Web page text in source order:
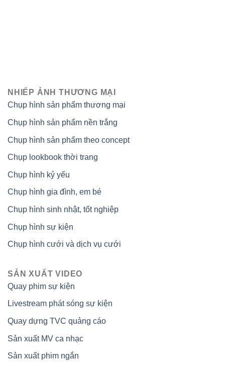
NHIẾP ẢNH THƯƠNG MẠI
Chụp hình sản phẩm thương mại
Chụp hình sản phẩm nền trắng
Chụp hình sản phẩm theo concept
Chụp lookbook thời trang
Chụp hình kỷ yếu
Chụp hình gia đình, em bé
Chụp hình sinh nhật, tốt nghiệp
Chụp hình sự kiện
Chụp hình cưới và dịch vụ cưới
SẢN XUẤT VIDEO
Quay phim sự kiện
Livestream phát sóng sự kiện
Quay dựng TVC quảng cáo
Sản xuất MV ca nhạc
Sản xuất phim ngắn